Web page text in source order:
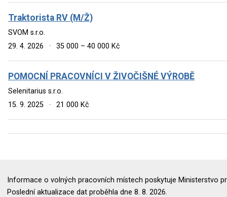
Traktorista RV (M/Ž)
SVOM s.r.o.
29. 4. 2026
· 35 000 – 40 000 Kč
POMOCNÍ PRACOVNÍCI V ŽIVOČIŠNÉ VÝROBĚ
Selenitarius s.r.o.
15. 9. 2025
· 21 000 Kč
Informace o volných pracovních místech poskytuje Ministerstvo
Poslední aktualizace dat proběhla dne 8. 8. 2026.